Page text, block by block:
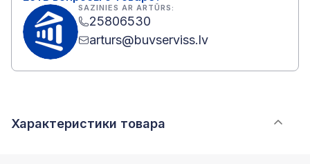
SAZINIES AR ARTŪRS:
25806530
arturs@buvserviss.lv
Характеристики товара